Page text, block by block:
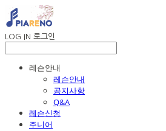
LOG IN 로그인
레슨안내
레슨안내
공지사항
Q&A
레슨신청
주니어